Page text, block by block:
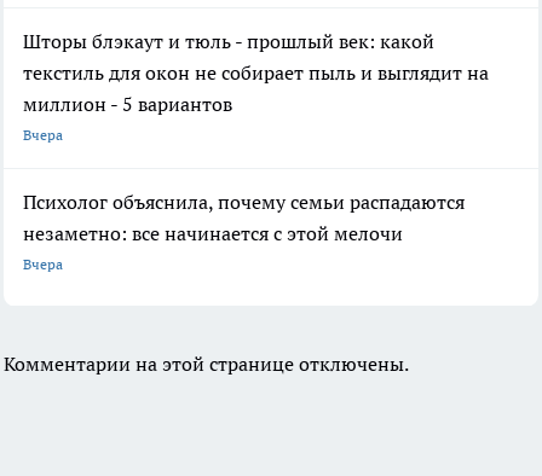
Шторы блэкаут и тюль - прошлый век: какой
текстиль для окон не собирает пыль и выглядит на
миллион - 5 вариантов
Вчера
Психолог объяснила, почему семьи распадаются
незаметно: все начинается с этой мелочи
Вчера
Комментарии на этой странице отключены.